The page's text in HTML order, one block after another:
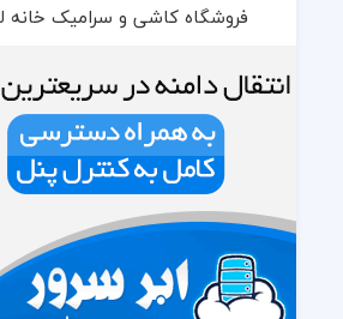
فروشگاه کاشی و سرامیک خانه